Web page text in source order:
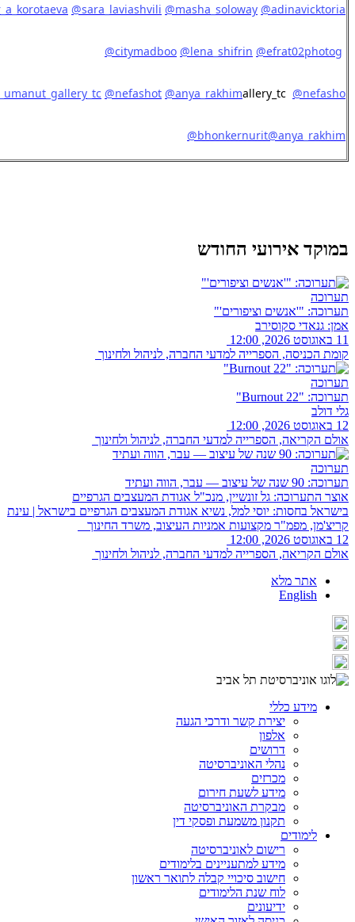
@adinavicktoria
@sara_laviashvili @masha_soloway
@citymadboo @lena_shifrin @efrat02photog
@nefashot @anya_rakhimallery_tc @nefasho
@anya_rakhim
@bhonkernurit
במוקד אירועי החודש
תערוכה
תערוכה: "'אנשים וציפורים'"
אמן: גנאדי סקוסירב
11 באוגוסט 2026, 12:00
קומת הכניסה, הספרייה למדעי החברה, לניהול ולחינוך
תערוכה
תערוכה: "Burnout 22"
גלי דולב
12 באוגוסט 2026, 12:00
אולם הקריאה, הספרייה למדעי החברה, לניהול ולחינוך
תערוכה
תערוכה: 90 שנה של עיצוב — עבר, הווה ועתיד
אוצר התערוכה: גל זונשיין, מנכ"ל אגודת המעצבים הגרפיים
בישראל בחסות: יוסי למל, נשיא אגודת המעצבים הגרפיים בישראל | עינת
קריצ'מן, מפמ"ר מקצועות אמניות העיצוב, משרד החינוך
12 באוגוסט 2026, 12:00
אולם הקריאה, הספרייה למדעי החברה, לניהול ולחינוך
אתר מלא
English
מידע כללי
יצירת קשר ודרכי הגעה
אלפון
דרושים
נהלי האוניברסיטה
מכרזים
מידע לשעת חירום
מבקרת האוניברסיטה
תקנון משמעת ופסקי דין
לימודים
רישום לאוניברסיטה
מידע למתעניינים בלימודים
חישוב סיכויי קבלה לתואר ראשון
לוח שנת הלימודים
ידיעונים